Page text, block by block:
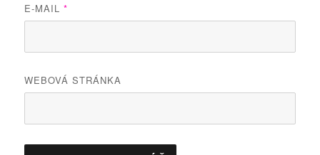
E-MAIL*
WEBOVÁ STRÁNKA